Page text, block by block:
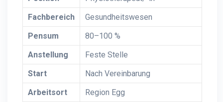
Fachbereich
Gesundheitswesen
Pensum
80–100 %
Anstellung
Feste Stelle
Start
Nach Vereinbarung
Arbeitsort
Region Egg